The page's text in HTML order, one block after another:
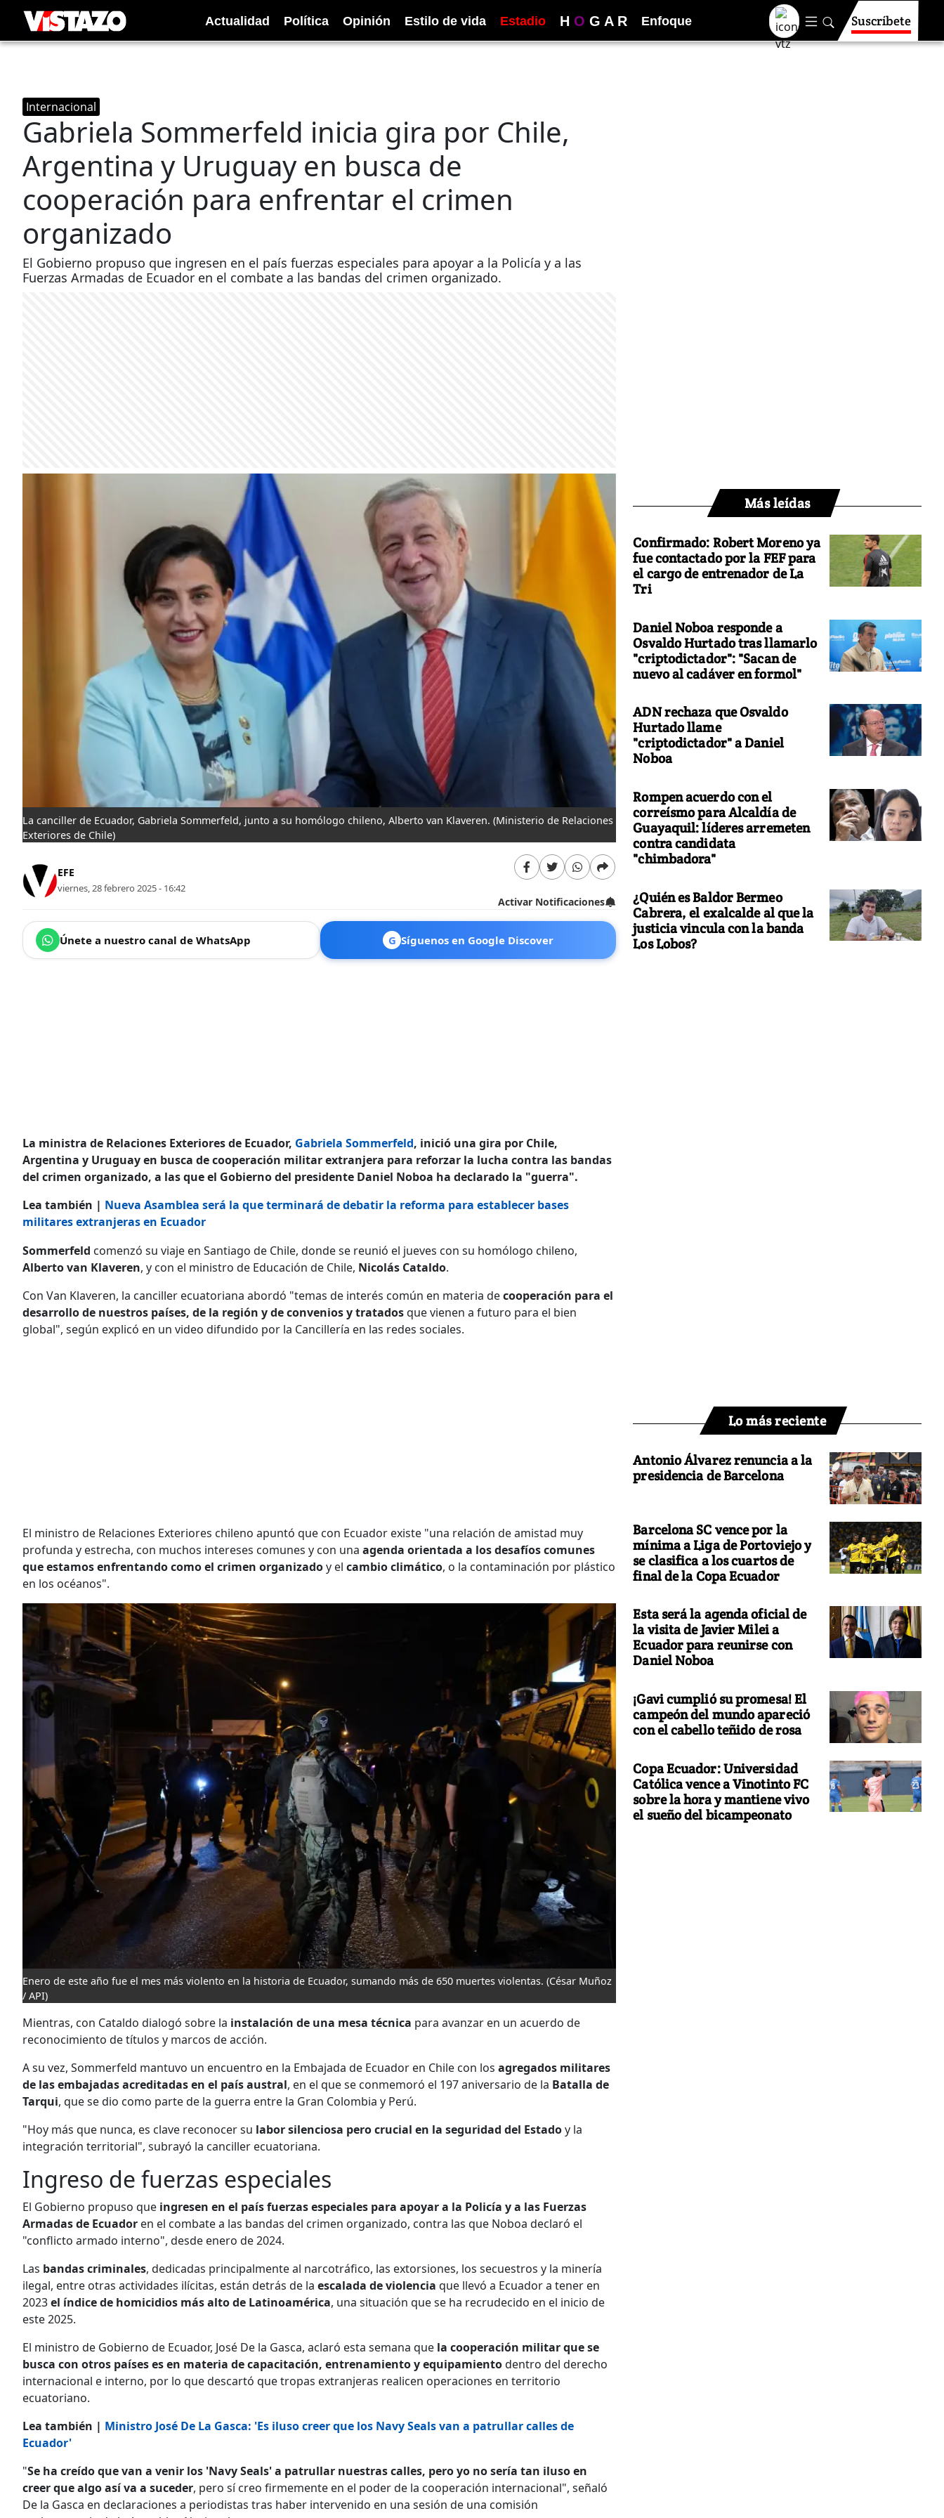
Actualidad Política Opinión Estilo de vida Estadio H O G A R Enfoque Suscríbete
Internacional
Gabriela Sommerfeld inicia gira por Chile,
Argentina y Uruguay en busca de
cooperación para enfrentar el crimen
organizado
El Gobierno propuso que ingresen en el país fuerzas especiales para apoyar a la Policía y a las
Fuerzas Armadas de Ecuador en el combate a las bandas del crimen organizado.
La canciller de Ecuador, Gabriela Sommerfeld, junto a su homólogo chileno, Alberto van Klaveren. (Ministerio de Relaciones
Exteriores de Chile)
EFE
viernes, 28 febrero 2025 - 16:42
Activar Notificaciones
Únete a nuestro canal de WhatsApp G Síguenos en Google Discover
La ministra de Relaciones Exteriores de Ecuador, Gabriela Sommerfeld, inició una gira por Chile,
Argentina y Uruguay en busca de cooperación militar extranjera para reforzar la lucha contra las bandas
del crimen organizado, a las que el Gobierno del presidente Daniel Noboa ha declarado la "guerra".
Lea también | Nueva Asamblea será la que terminará de debatir la reforma para establecer bases
militares extranjeras en Ecuador
Sommerfeld comenzó su viaje en Santiago de Chile, donde se reunió el jueves con su homólogo chileno,
Alberto van Klaveren, y con el ministro de Educación de Chile, Nicolás Cataldo.
Con Van Klaveren, la canciller ecuatoriana abordó "temas de interés común en materia decooperación para el
desarrollo de nuestros países, de la región y de convenios y tratadosque vienen a futuro para el bien
global", según explicó en un video difundido por la Cancillería en las redes sociales.
El ministro de Relaciones Exteriores chileno apuntó que con Ecuador existe "una relación de amistad muy
profunda y estrecha, con muchos intereses comunes y con una agenda orientada a los desafíos comunes
que estamos enfrentando como el crimen organizadoy el cambio climático, o la contaminación por plástico
en los océanos".
Enero de este año fue el mes más violento en la historia de Ecuador, sumando más de 650 muertes violentas. (César Muñoz
/ API)
Mientras, con Cataldo dialogó sobre la instalación de una mesa técnica para avanzar en un acuerdo de
reconocimiento de títulos y marcos de acción.
A su vez, Sommerfeld mantuvo un encuentro en la Embajada de Ecuador en Chile con los agregados militares
de las embajadas acreditadas en el país austral, en el que se conmemoró el 197 aniversario de la Batalla de
Tarqui, que se dio como parte de la guerra entre la Gran Colombia y Perú.
"Hoy más que nunca, es clave reconocer su labor silenciosa pero crucial en la seguridad del Estadoy la
integración territorial", subrayó la canciller ecuatoriana.
Ingreso de fuerzas especiales
El Gobierno propuso que ingresen en el país fuerzas especiales para apoyar a la Policía y a las Fuerzas
Armadas de Ecuador en el combate a las bandas del crimen organizado, contra las que Noboa declaró el
"conflicto armado interno", desde enero de 2024.
Las bandas criminales, dedicadas principalmente al narcotráfico, las extorsiones, los secuestros y la minería
ilegal, entre otras actividades ilícitas, están detrás de la escalada de violencia que llevó a Ecuador a tener en
2023el índice de homicidios más alto de Latinoamérica, una situación que se ha recrudecido en el inicio de
este 2025.
El ministro de Gobierno de Ecuador, José De la Gasca, aclaró esta semana que la cooperación militar que se
busca con otros países es en materia de capacitación, entrenamiento y equipamientodentro del derecho
internacional e interno, por lo que descartó que tropas extranjeras realicen operaciones en territorio
ecuatoriano.
Lea también | Ministro José De La Gasca: 'Es iluso creer que los Navy Seals van a patrullar calles de
Ecuador'
"Se ha creído que van a venir los 'Navy Seals' a patrullar nuestras calles, pero yo no sería tan iluso en
creer que algo así va a suceder, pero sí creo firmemente en el poder de la cooperación internacional", señaló
De la Gasca en declaraciones a periodistas tras haber intervenido en una sesión de una comisión
Más leídas
Confirmado: Robert Moreno ya
fue contactado por la FEF para
el cargo de entrenador de La
Tri
Daniel Noboa responde a
Osvaldo Hurtado tras llamarlo
"criptodictador": "Sacan de
nuevo al cadáver en formol"
ADN rechaza que Osvaldo
Hurtado llame
"criptodictador" a Daniel
Noboa
Rompen acuerdo con el
correísmo para Alcaldía de
Guayaquil: líderes arremeten
contra candidata
"chimbadora"
¿Quién es Baldor Bermeo
Cabrera, el exalcalde al que la
justicia vincula con la banda
Los Lobos?
Lo más reciente
Antonio Álvarez renuncia a la
presidencia de Barcelona
Barcelona SC vence por la
mínima a Liga de Portoviejo y
se clasifica a los cuartos de
final de la Copa Ecuador
Esta será la agenda oficial de
la visita de Javier Milei a
Ecuador para reunirse con
Daniel Noboa
¡Gavi cumplió su promesa! El
campeón del mundo apareció
con el cabello teñido de rosa
Copa Ecuador: Universidad
Católica vence a Vinotinto FC
sobre la hora y mantiene vivo
el sueño del bicampeonato